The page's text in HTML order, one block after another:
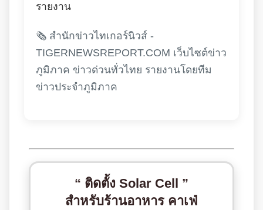
รายงาน
🗞️ สำนักข่าวไทเกอร์นิวส์ -
TIGERNEWSREPORT.COM เว็บไซต์ข่าว
ภูมิภาค ข่าวด่วนทั่วไทย รายงานโดยทีม
ข่าวประจำภูมิภาค
“ ติดตั้ง Solar Cell ”
สำหรับร้านอาหาร คาเฟ่